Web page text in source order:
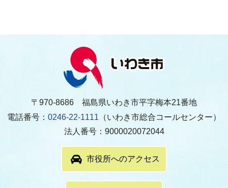
〒970-8686 福島県いわき市平字梅本21番地
電話番号： 0246-22-1111 （いわき市総合コールセンター）
法人番号：9000020072044
市役所へのアクセス